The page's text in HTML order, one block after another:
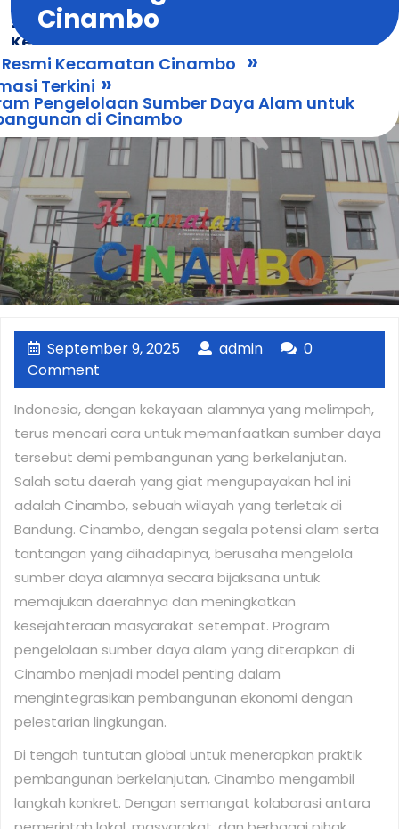
Skip
to
content
Situs Resmi
Kecamatan
Cinambo
Menu
Cinambo
Kecamatan Cinambo »
Terkini »
Pengelolaan Sumber Daya Alam untuk
di Cinambo
September 9, 2025September
2025
adminadmin0
Comment
Indonesia, dengan kekayaan alamnya yang melimpah,
terus mencari cara untuk memanfaatkan sumber daya
tersebut demi pembangunan yang berkelanjutan.
Salah satu daerah yang giat mengupayakan hal ini
adalah Cinambo, sebuah wilayah yang terletak di
Bandung. Cinambo, dengan segala potensi alam serta
tantangan yang dihadapinya, berusaha mengelola
sumber daya alamnya secara bijaksana untuk
memajukan daerahnya dan meningkatkan
kesejahteraan masyarakat setempat. Program
pengelolaan sumber daya alam yang diterapkan di
Cinambo menjadi model penting dalam
mengintegrasikan pembangunan ekonomi dengan
pelestarian lingkungan.
Di tengah tuntutan global untuk menerapkan praktik
pembangunan berkelanjutan, Cinambo mengambil
langkah konkret. Dengan semangat kolaborasi antara